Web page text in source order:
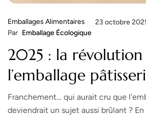
23 octobre
Emballages Alimentaires
Par Emballage Écologique
2025 : la révolution
l’emballage
le plastique,
Franchement… qui aurait cru que
deviendrait un sujet aussi brûlant ?